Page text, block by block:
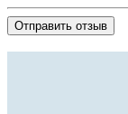
Отправить отзыв